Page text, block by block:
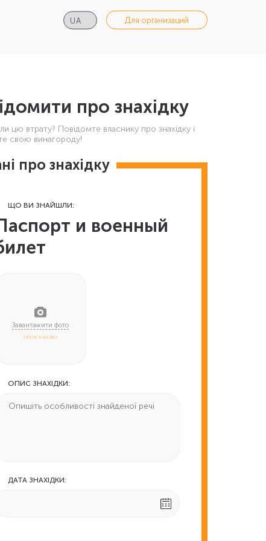
Для организаций
про знахідку
цю втрату? Повідомте власнику про знахідку і
свою винагороду!
про знахідку
ЩО ВИ ЗНАЙШЛИ:
и военный
обов'язково
ОПИС ЗНАХІДКИ:
ДАТА ЗНАХІДКИ: